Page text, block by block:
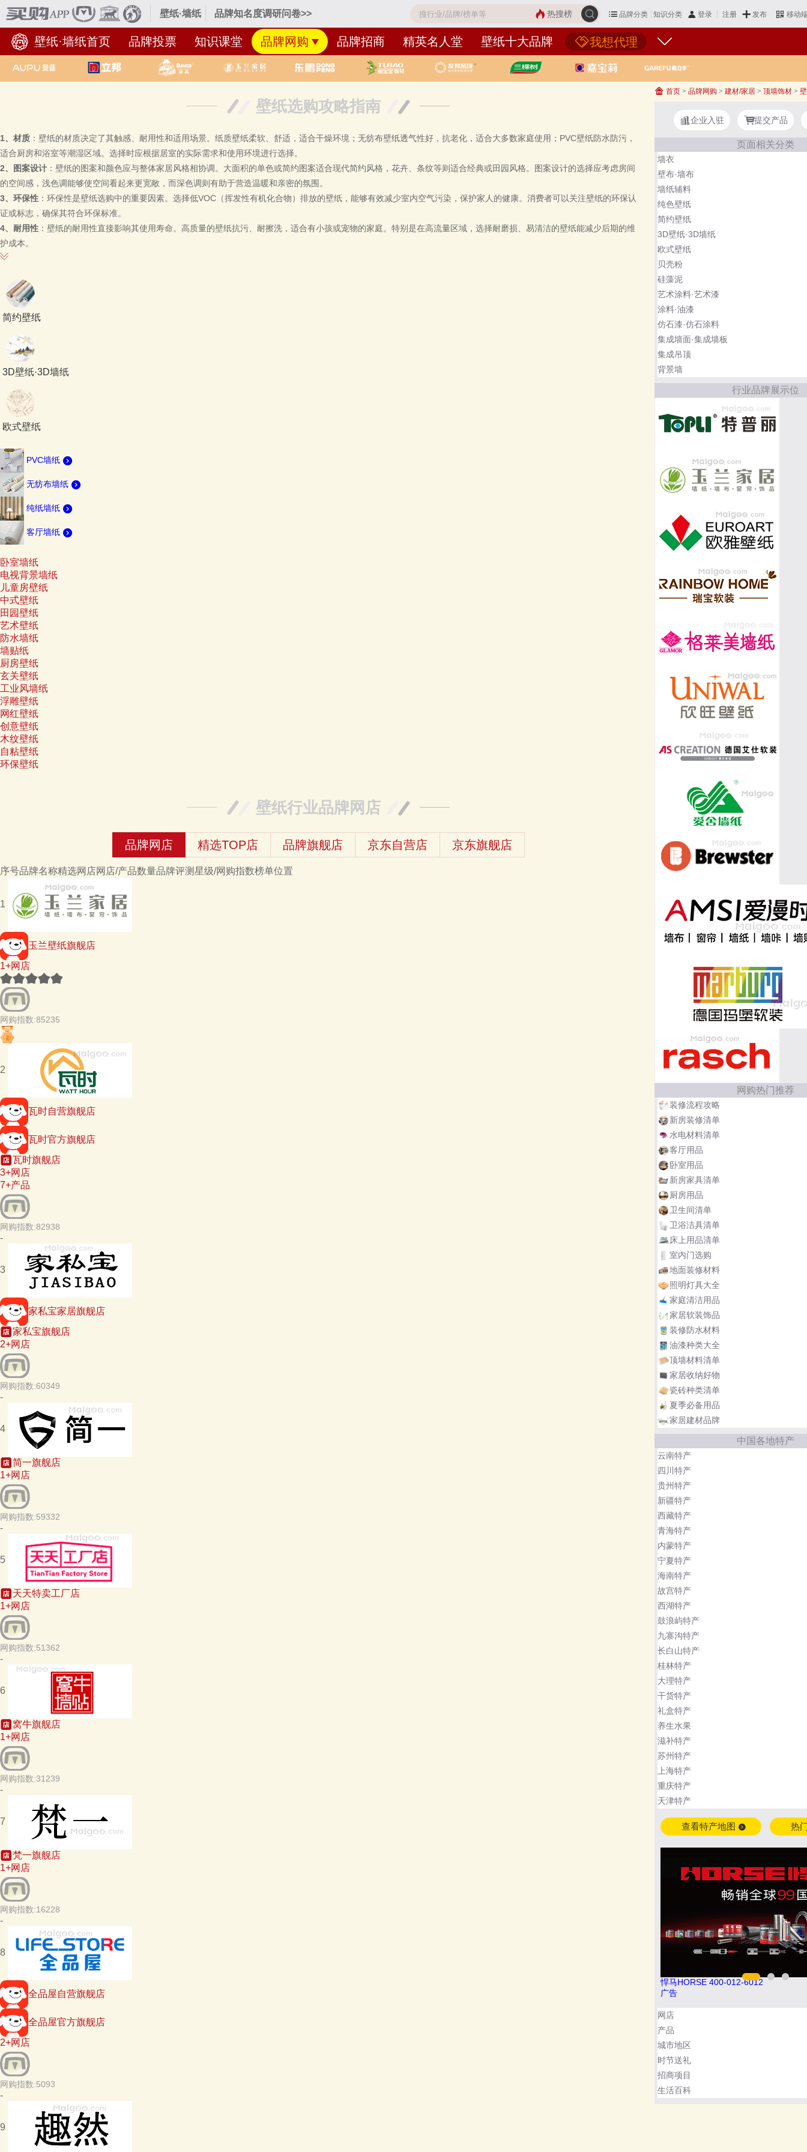
壁纸·墙纸 品牌知名度调研问卷>> 品牌分类 知识分类 登录 注册 发布 移动
热搜榜
壁纸·墙纸首页 品牌投票 知识课堂 品牌网购 品牌招商 精英名人堂 我想代理
壁纸十大品牌
壁纸选购攻略指南
1、材质 ：壁纸的材质决定了其触感、耐用性和适用场景。纸质壁纸柔软、舒适，适合干燥环境；无纺布壁纸透气性好，抗老化，适合大多数家庭使用；PVC壁纸防水防污，
适合厨房和浴室等潮湿区域。选择时应根据居室的实际需求和使用环境进行选择。
2、图案设计 ：壁纸的图案和颜色应与整体家居风格相协调。大面积的单色或简约图案适合现代简约风格，花卉、条纹等则适合经典或田园风格。图案设计的选择应考虑房间
的空间感，浅色调能够使空间看起来更宽敞，而深色调则有助于营造温暖和亲密的氛围。
3、环保性 ：环保性是壁纸选购中的重要因素。选择低VOC（挥发性有机化合物）排放的壁纸，能够有效减少室内空气污染，保护家人的健康。消费者可以关注壁纸的环保认
证或标志，确保其符合环保标准。
4、 耐用性 ：壁纸的耐用性直接影响其使用寿命。高质量的壁纸抗污、耐擦洗，适合有小孩或宠物的家庭。特别是在高流量区域，选择耐磨损、易清洁的壁纸能减少后期的维
护成本。
简约壁纸
3D壁纸·3D墙纸
欧式壁纸
PVC墙纸
无纺布墙纸
纯纸墙纸
客厅墙纸
卧室墙纸
电视背景墙纸
儿童房壁纸
中式壁纸
田园壁纸
艺术壁纸
防水墙纸
墙贴纸
厨房壁纸
玄关壁纸
工业风墙纸
浮雕壁纸
网红壁纸
创意壁纸
木纹壁纸
自粘壁纸
环保壁纸
壁纸行业品牌网店
品牌网店 精选TOP店 品牌旗舰店 京东自营店 京东旗舰店
序号品牌名称精选网店网店/产品数量品牌评测星级/网购指数榜单位置
1
玉兰壁纸旗舰店
1+网店
网购指数:85235
2
瓦时自营旗舰店
瓦时官方旗舰店
瓦时旗舰店
3+网店
7+产品
网购指数:82938
-
3
家私宝家居旗舰店
家私宝旗舰店
2+网店
网购指数:60349
-
4
简一旗舰店
1+网店
网购指数:59332
-
5
天天特卖工厂店
1+网店
网购指数:51362
-
6
窝牛旗舰店
1+网店
网购指数:31239
-
7
梵一旗舰店
1+网店
网购指数:16228
-
8
全品屋自营旗舰店
全品屋官方旗舰店
2+网店
网购指数:5093
-
9
首页 > 品牌网购 > 建材/家居 > 顶墙饰材 >
企业入驻 提交产品
页面相关分类
墙衣
壁布·墙布
墙纸辅料
纯色壁纸
简约壁纸
3D壁纸·3D墙纸
欧式壁纸
贝壳粉
硅藻泥
艺术涂料·艺术漆
涂料·油漆
仿石漆·仿石涂料
集成墙面·集成墙板
集成吊顶
背景墙
行业品牌展示位
网购热门推荐
装修流程攻略
新房装修清单
水电材料清单
客厅用品
卧室用品
新房家具清单
厨房用品
卫生间清单
卫浴洁具清单
床上用品清单
室内门选购
地面装修材料
照明灯具大全
家庭清洁用品
家居软装饰品
装修防水材料
油漆种类大全
顶墙材料清单
家居收纳好物
瓷砖种类清单
夏季必备用品
家居建材品牌
中国各地特产
云南特产
四川特产
贵州特产
新疆特产
西藏特产
青海特产
内蒙特产
宁夏特产
海南特产
故宫特产
西湖特产
鼓浪屿特产
九寨沟特产
长白山特产
桂林特产
大理特产
干货特产
礼盒特产
养生水果
滋补特产
苏州特产
上海特产
重庆特产
天津特产
查看特产地图 热
驴充充 0797-966999
广告
网店
产品
城市地区
时节送礼
招商项目
生活百科